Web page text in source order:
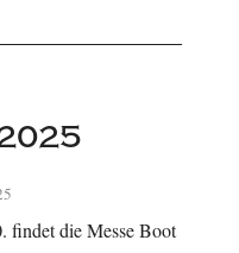
findet die Messe Boot